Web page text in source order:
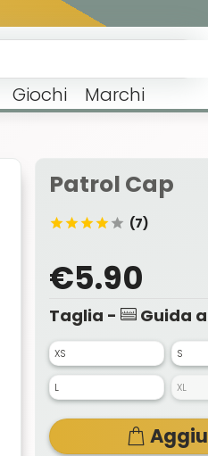
Giochi Marchi
Patrol Cap
(7)
€5.90
Taglia - Guida
XS S
L XL